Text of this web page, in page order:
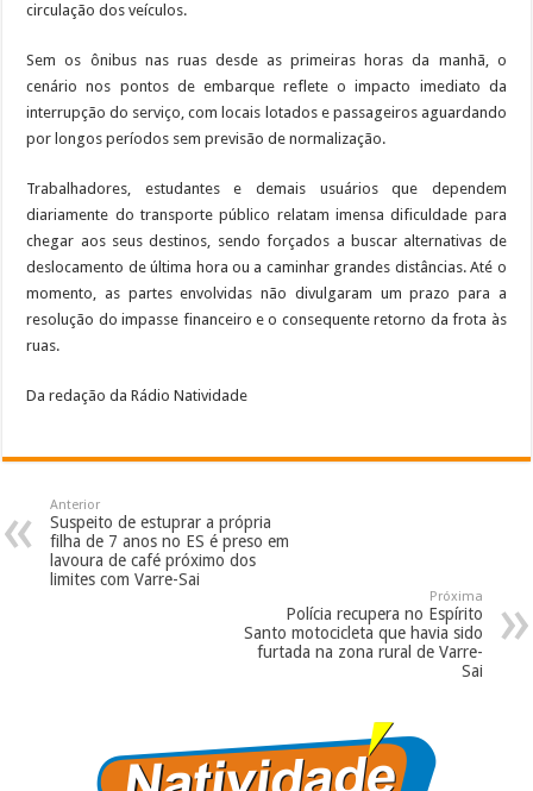
circulação dos veículos.
Sem os ônibus nas ruas desde as primeiras horas da manhã, o
cenário nos pontos de embarque reflete o impacto imediato da
interrupção do serviço, com locais lotados e passageiros aguardando
por longos períodos sem previsão de normalização.
Trabalhadores, estudantes e demais usuários que dependem
diariamente do transporte público relatam imensa dificuldade para
chegar aos seus destinos, sendo forçados a buscar alternativas de
deslocamento de última hora ou a caminhar grandes distâncias. Até o
momento, as partes envolvidas não divulgaram um prazo para a
resolução do impasse financeiro e o consequente retorno da frota às
ruas.
Da redação da Rádio Natividade
Anterior
Suspeito de estuprar a própria
filha de 7 anos no ES é preso em
lavoura de café próximo dos
limites com Varre-Sai
Próxima
Polícia recupera no Espírito
Santo motocicleta que havia sido
furtada na zona rural de Varre-
Sai